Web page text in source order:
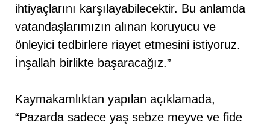
ihtiyaçlarını karşılayabilecektir. Bu anlamda
vatandaşlarımızın alınan koruyucu ve
önleyici tedbirlere riayet etmesini istiyoruz.
İnşallah birlikte başaracağız.”
Kaymakamlıktan yapılan açıklamada,
“Pazarda sadece yaş sebze meyve ve fide